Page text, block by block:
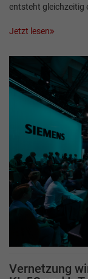
entsteht gleichzeitig
Jetzt lesen
Vernetzung